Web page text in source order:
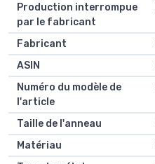
Production interrompue
par le fabricant
Fabricant
ASIN
Numéro du modèle de
l'article
Taille de l'anneau
Matériau